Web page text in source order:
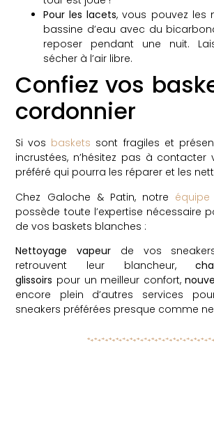
Pour les lacets, vous pouvez les
bassine d’eau avec du
reposer pendant une nuit.
sécher à l’air libre.
Confiez vos
cordonnier
Si vos baskets sont fragiles et
incrustées, n’hésitez pas à contacter
préféré qui pourra les réparer et les
Chez Galoche & Patin, notre
possède toute l’expertise nécessaire
de vos baskets blanches :
Nettoyage vapeur de vos
retrouvent leur blancheur,
glissoirs pour un meilleur confort,
encore plein d’autres services
sneakers préférées presque comme